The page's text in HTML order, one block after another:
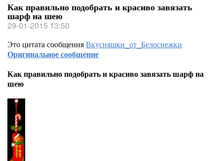
Как правильно подобрать и красиво завязать
шарф на шею
29-01-2015 13:50
Это цитата сообщенияВкусняшки_от_Белоснежки
Оригинальное сообщение
Как правильно подобрать и красиво завязать шарф на
шею